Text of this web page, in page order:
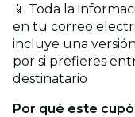
📱 Toda la
en tu correo
incluye una
por si prefieres
destinatario
Por qué este